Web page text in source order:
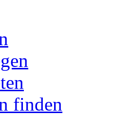
finden